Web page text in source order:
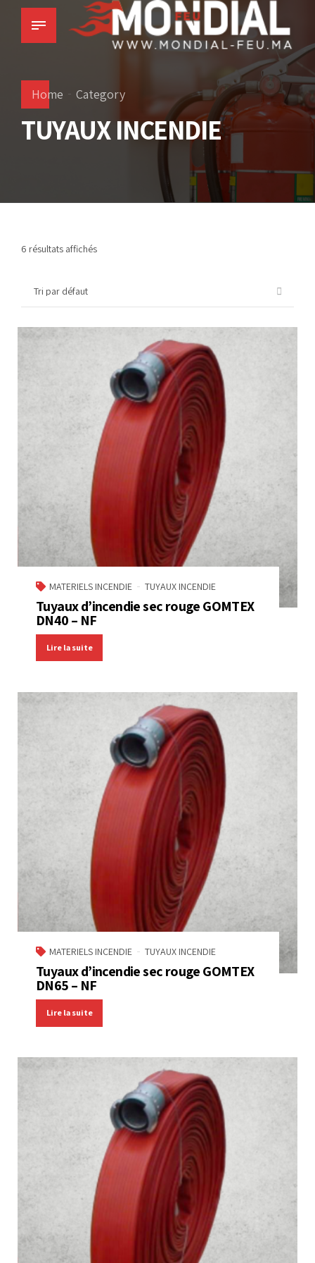
Home Category
TUYAUX INCENDIE
6 résultats affichés
MATERIELS INCENDIE TUYAUX INCENDIE
Tuyaux d’incendie sec rouge GOMTEX
DN40 – NF
Lire la suite
MATERIELS INCENDIE TUYAUX INCENDIE
Tuyaux d’incendie sec rouge GOMTEX
DN65 – NF
Lire la suite